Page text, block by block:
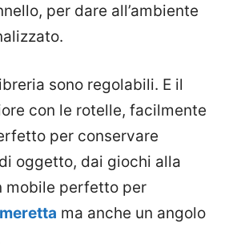
per dare all’ambiente
sono regolabili. E il
con le rotelle, facilmente
per conservare
oggetto, dai giochi alla
mobile perfetto per
ma anche un angolo